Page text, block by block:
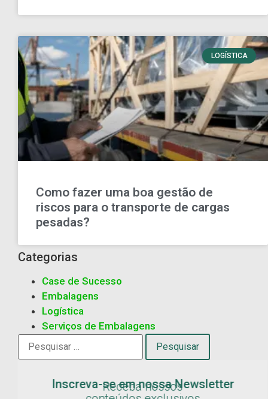
LOGÍSTICA
Como fazer uma boa gestão de
riscos para o transporte de cargas
pesadas?
Categorias
Case de Sucesso
Embalagens
Logística
Serviços de Embalagens
Inscreva-se em nossa Newsletter
Receba nossos